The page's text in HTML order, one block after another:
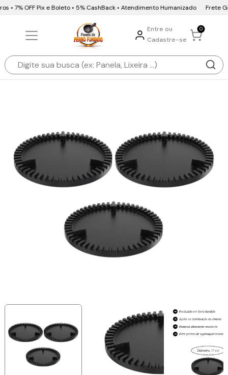
7% OFF Pix e Boleto • 5% CashBack • Atendimento Humanizado Frete
Entre ou
Cadastre-se
0